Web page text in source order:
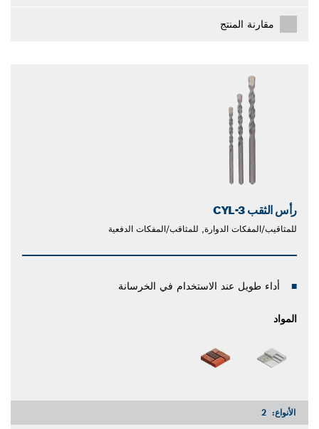
مقارنة المنتج
رأس الثقب CYL-3
للمثاقيب/المفكات الدوارة, للمثاقب/المفكات الدفعية
أداء طويل عند الاستخدام في الخرسانة
المواد
الأنواع: 2